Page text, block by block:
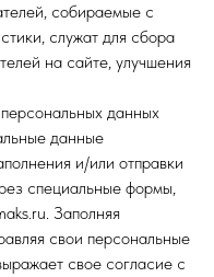
собираемые с
служат для сбора
на сайте, улучшения
данных
данные
и/или отправки
специальные формы,
Заполняя
свои персональные
свое согласие с